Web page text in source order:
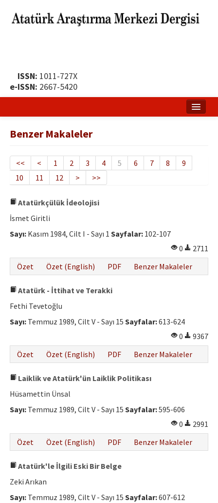
ISSN: 1011-727X
e-ISSN: 2667-5420
Yayın Politikası
Dergi Kurulları
Yayın İlkeleri
Etik İlkeler
Yazar Rehberi
Hakem Rehberi
Benzer Makaleler
<< < 1 2 3 4 5 6 7 8
9
10
11 12 > >>
Atatürkçülük İdeolojisi
İsmet Giritli
Sayı: Kasım 1984, Cilt I - Sayı 1 Sayfalar: 102-107
0
2711
Özet
Özet (English) PDF Benzer Makaleler
Atatürk - İttihat ve Terakki
Fethi Tevetoğlu
Sayı: Temmuz 1989, Cilt V - Sayı 15 Sayfalar:613-624
0
9367
Özet
Özet (English) PDF Benzer Makaleler
Laiklik ve Atatürk'ün Laiklik Politikası
Hüsamettin Ünsal
Sayı: Temmuz 1989, Cilt V - Sayı 15 Sayfalar:595-606
0
2991
Özet
Özet (English) PDF Benzer Makaleler
Atatürk'le İlgili Eski Bir Belge
Zeki Arıkan
Sayı: Temmuz 1989, Cilt V - Sayı 15 Sayfalar:607-612